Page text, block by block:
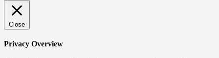
Close
Privacy Overview